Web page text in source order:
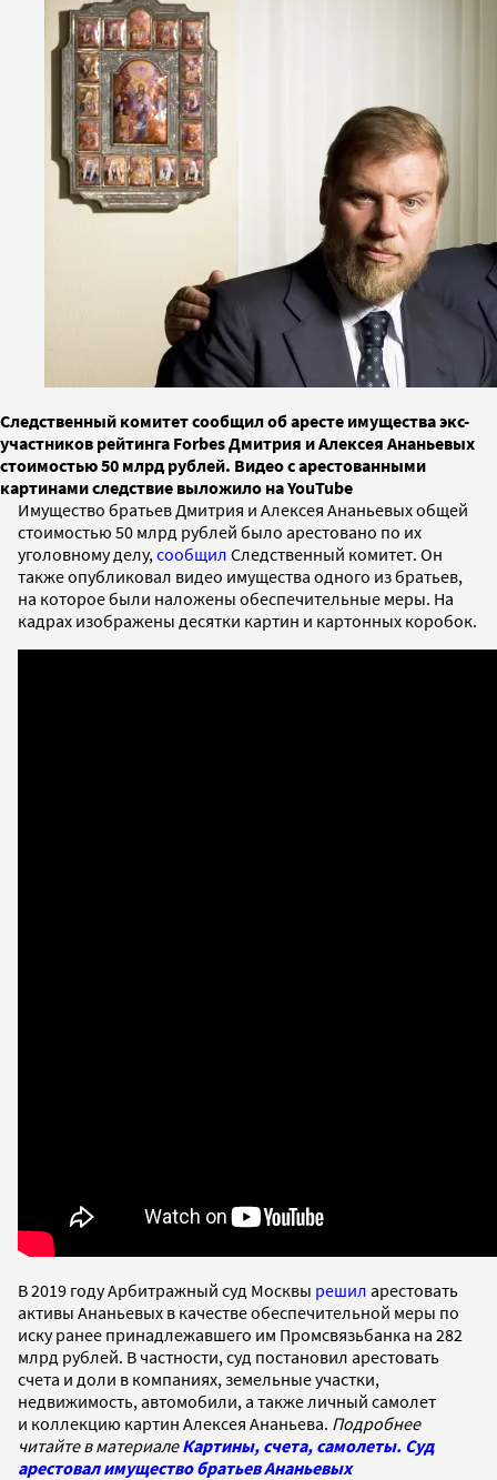
Следственный комитет сообщил об аресте имущества экс-
участников рейтинга Forbes Дмитрия и Алексея Ананьевых
стоимостью 50 млрд рублей. Видео с арестованными
картинами следствие выложило на YouTube
Имущество братьев Дмитрия и Алексея Ананьевых общей
стоимостью 50 млрд рублей было арестовано по их
уголовному делу, сообщил Следственный комитет. Он
также опубликовал видео имущества одного из братьев,
на которое были наложены обеспечительные меры. На
кадрах изображены десятки картин и картонных коробок.
В 2019 году Арбитражный суд Москвы решил арестовать
активы Ананьевых в качестве обеспечительной меры по
иску ранее принадлежавшего им Промсвязьбанка на 282
млрд рублей. В частности, суд постановил арестовать
счета и доли в компаниях, земельные участки,
недвижимость, автомобили, а также личный самолет
и коллекцию картин Алексея Ананьева. Подробнее
читайте в материале Картины, счета, самолеты. Суд
арестовал имущество братьев Ананьевых